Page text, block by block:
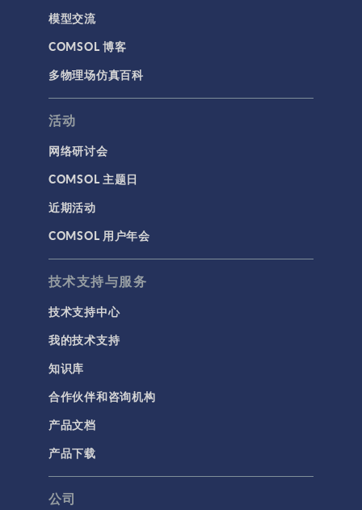
模型交流
COMSOL 博客
多物理场仿真百科
活动
网络研讨会
COMSOL 主题日
近期活动
COMSOL 用户年会
技术支持与服务
技术支持中心
我的技术支持
知识库
合作伙伴和咨询机构
产品文档
产品下载
公司